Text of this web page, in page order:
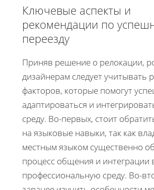
Ключевые аспекты и
рекомендации по
переезду
Приняв решение о релокации,
дизайнерам следует учитывать
факторов, которые помогут
адаптироваться и
среду. Во-первых, стоит
на языковые навыки, так как
местным языком существенно
процесс общения и интеграции
профессиональную среду. Во-